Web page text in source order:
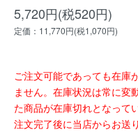
5,720円(税520円)
定価：11,770円(税1,070円)
ご注文可能であっても在庫
ません。在庫状況は常に変
た商品が在庫切れとなって
注文完了後に当店からお送